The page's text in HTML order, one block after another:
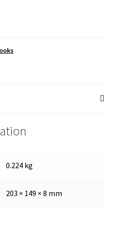
0.224 kg
203 × 149 × 8 mm